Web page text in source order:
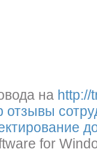
на http://
отзывы
for